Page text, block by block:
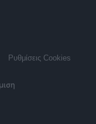
Ρυθμίσεις Cookies